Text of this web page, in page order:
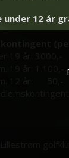
under 12 år